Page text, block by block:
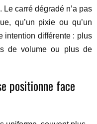
Le carré dégradé n’a pas
qu’un pixie ou qu’un
intention différente : plus
de volume ou plus de
positionne face